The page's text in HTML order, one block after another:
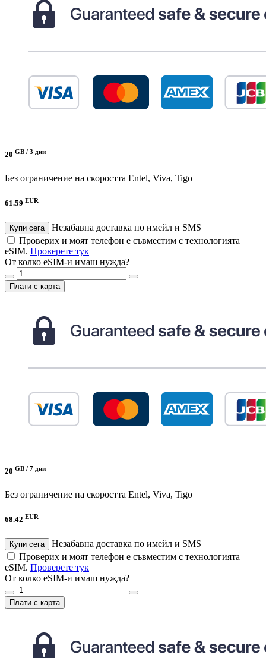
20 GB / 3 дни
Без ограничение на скоростта Entel, Viva, Tigo
61.59 EUR
Купи сега
Незабавна доставка по имейл и SMS
Проверих и моят телефон е съвместим с технологията
eSIM. Проверете тук
От колко eSIM-и имаш нужда?
Плати с карта
20 GB / 7 дни
Без ограничение на скоростта Entel, Viva, Tigo
68.42 EUR
Купи сега
Незабавна доставка по имейл и SMS
Проверих и моят телефон е съвместим с технологията
eSIM. Проверете тук
От колко eSIM-и имаш нужда?
Плати с карта